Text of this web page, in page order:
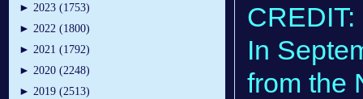
► 2023 (1753)
► 2022 (1800)
► 2021 (1792)
► 2020 (2248)
► 2019 (2513)
In
from the